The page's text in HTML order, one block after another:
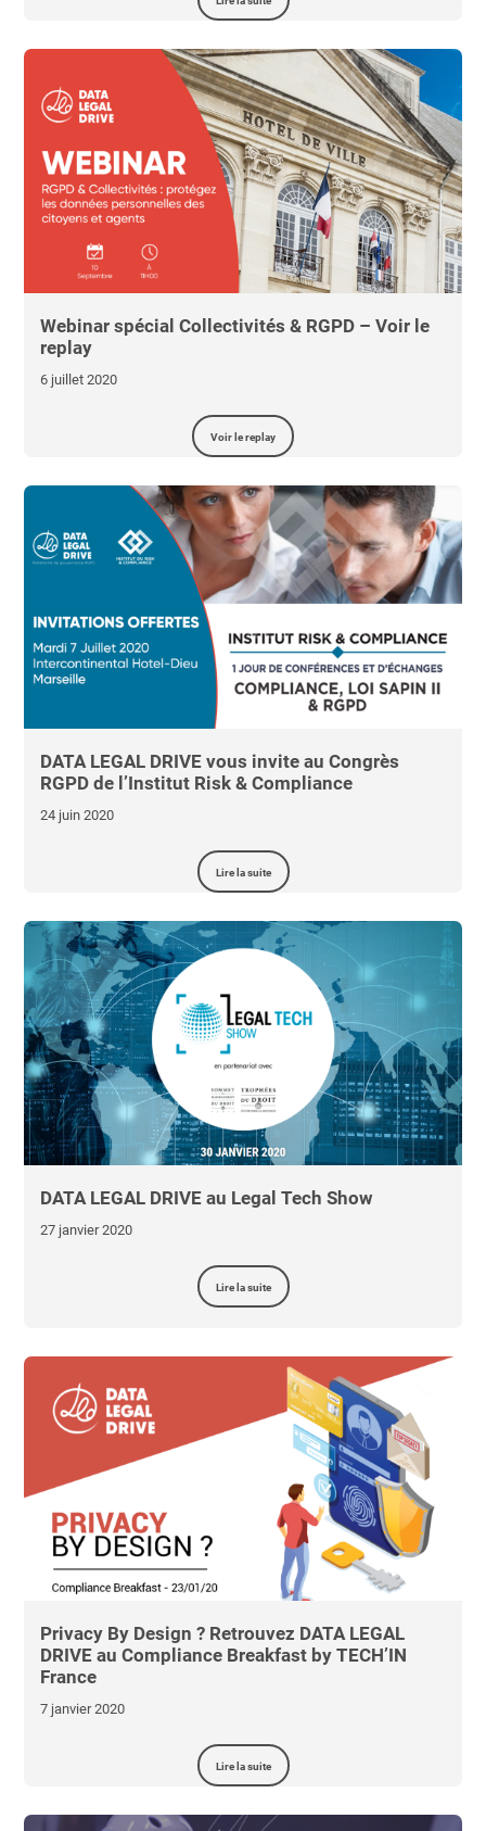
Webinar spécial Collectivités & RGPD – Voir le
replay
6 juillet 2020
Voir le replay
DATA LEGAL DRIVE vous invite au Congrès
RGPD de l’Institut Risk & Compliance
24 juin 2020
Lire la suite
DATA LEGAL DRIVE au Legal Tech Show
27 janvier 2020
Lire la suite
Privacy By Design ? Retrouvez DATA LEGAL
DRIVE au Compliance Breakfast by TECH’IN
France
7 janvier 2020
Lire la suite